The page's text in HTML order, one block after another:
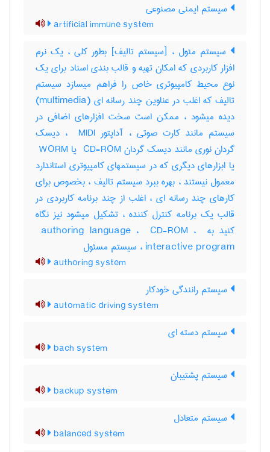
سیستم ایمنی مصنوعی
artificial immune system
سیستم مئول ، [سیستم تالیف] بطور کلی ، یک نرم
افزار کاربردی که امکان تهیه و قالب بندی اسناد برای یک
نوع محیط کامپیوتری خاص را فراهم میسازد سیستم
تالیف که اغلب در عناوین چند رسانه ای (‎multimedia)
دیده میشود ، ممکن است سخت افزارهای اضافی در
سیستم مانند کارت صوتی ، آداپتور ‎ MIDI ، دیسک
گردان نوری مانند دیسک گردان ‎ CD-ROM یا ‎ WORM
یا ابزارهای دیگری که در سیستمهای کامپیوتری استاندارد
معمول نیستند ، بهره ببرد سیستم تالیف ، بخصوص برای
کارهای چند رسانه ای ، اغلب از چند برنامه کاربردی در
قالب یک برنامه کنترل کننده ، تشکیل میشود نیز نگاه
کنید به ‎ authoring language ، ‎ CD-ROM ، ‎
interactive program ، سیستم مسئول
authoring system
سیستم رانندگی خودکار
automatic driving system
سیستم دسته ای
bach system
سیستم پشتیبان
backup system
سیستم متعادل
balanced system